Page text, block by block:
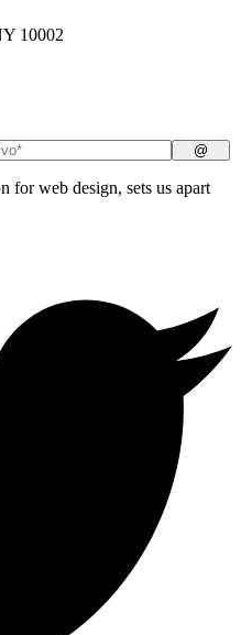
10002
for web design, sets us apart